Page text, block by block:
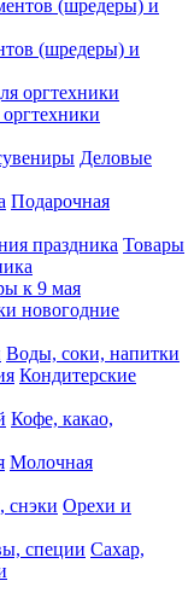
(шредеры) и
Деловые
Подарочная
Товары
к 9 мая
новогодние
Воды, соки, напитки
Кондитерские
Кофе, какао,
Молочная
Орехи и
Сахар,